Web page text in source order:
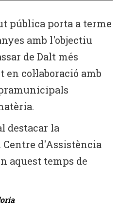
pública porta a terme
amb l'objectiu
de Dalt més
col·laboració amb
destacar la
Centre d'Assistència
aquest temps de